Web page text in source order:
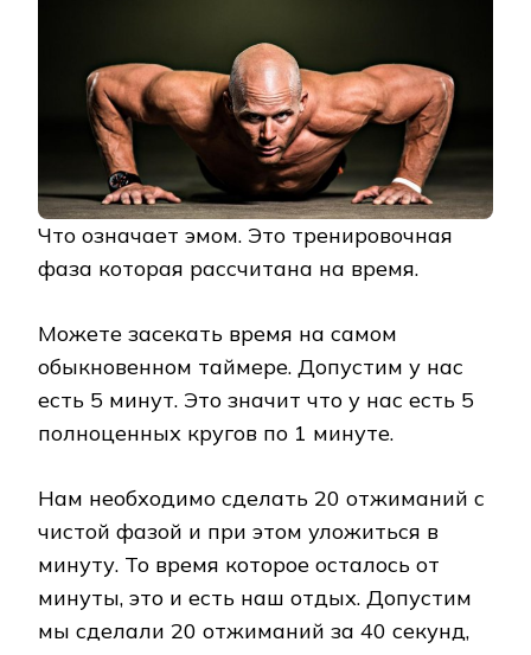
Что означает эмом. Это тренировочная
фаза которая рассчитана на время.
Можете засекать время на самом
обыкновенном таймере. Допустим у нас
есть 5 минут. Это значит что у нас есть 5
полноценных кругов по 1 минуте.
Нам необходимо сделать 20 отжиманий с
чистой фазой и при этом уложиться в
минуту. То время которое осталось от
минуты, это и есть наш отдых. Допустим
мы сделали 20 отжиманий за 40 секунд,